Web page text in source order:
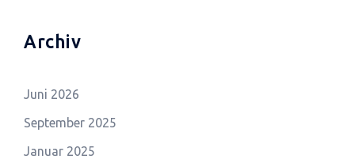
Archiv
Juni 2026
September 2025
Januar 2025